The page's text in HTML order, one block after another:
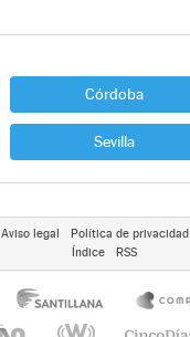
Córdoba
Sevilla
Aviso legal Política de privacidad
Índice
RSS